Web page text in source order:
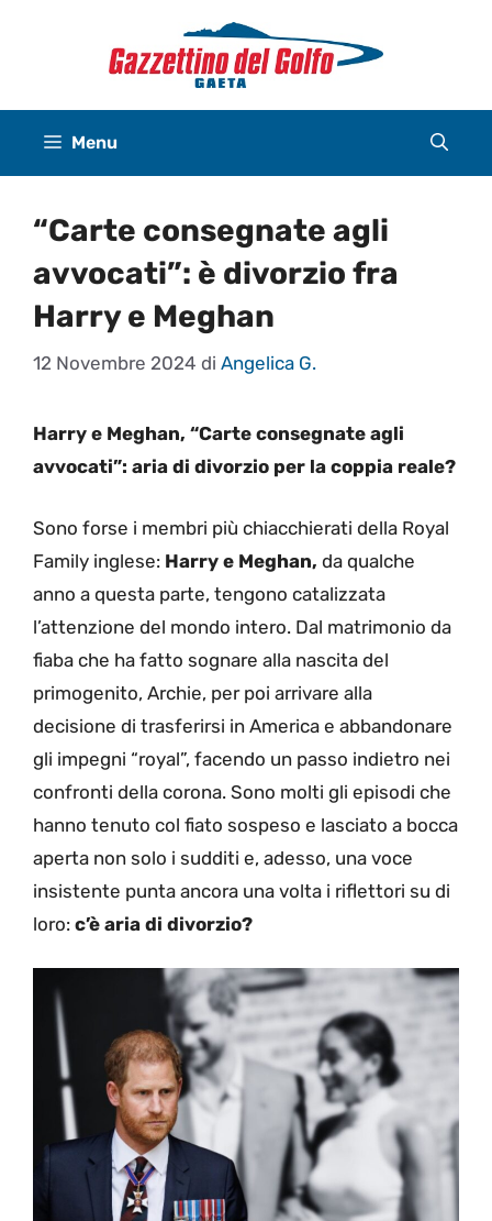
Menu
“Carte consegnate agli
avvocati”: è divorzio fra
Harry e Meghan
12 Novembre 2024 di Angelica G.
Harry e Meghan, “Carte consegnate agli
avvocati”: aria di divorzio per la coppia reale?
Sono forse i membri più chiacchierati della Royal
Family inglese: Harry e Meghan, da qualche
anno a questa parte, tengono catalizzata
l’attenzione del mondo intero. Dal matrimonio da
fiaba che ha fatto sognare alla nascita del
primogenito, Archie, per poi arrivare alla
decisione di trasferirsi in America e abbandonare
gli impegni “royal”, facendo un passo indietro nei
confronti della corona. Sono molti gli episodi che
hanno tenuto col fiato sospeso e lasciato a bocca
aperta non solo i sudditi e, adesso, una voce
insistente punta ancora una volta i riflettori su di
loro: c’è aria di divorzio?